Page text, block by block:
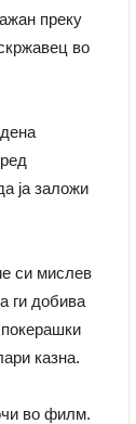
преку
во
ја заложи
си мислев
ги добива
казна.
во филм.